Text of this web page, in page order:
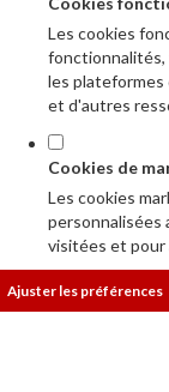
Les cookies
fonctionnalités,
les plateformes
et d'autres
Cookies de
Les cookies
personnalisées
visitées et pour
Ajuster les préférences